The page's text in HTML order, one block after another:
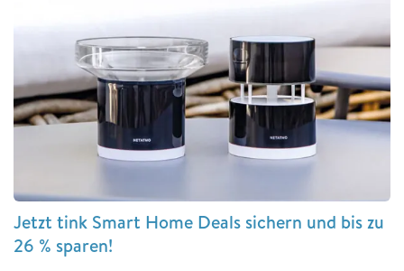
Jetzt tink Smart Home Deals sichern und bis zu
26 % sparen!